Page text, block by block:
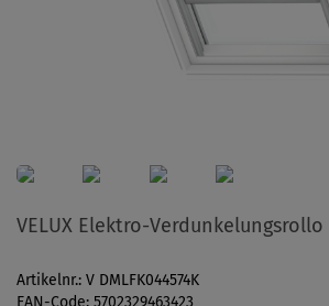
VELUX Elektro-Verdunkelungsrollo
Artikelnr.: V DMLFK044574K
EAN-Code: 5702329463423